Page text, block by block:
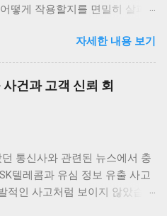
떻게 작용할지를 면밀히 살펴
주목받고 있습니다. 암호화폐
우 흥미로운 반응을 보이고 있
의 금리 인하 발표 이후, 여러
으로 상승세를 타기 시작했습니
들에 의하면 이미 시장에 반영
있습니다. 가장 먼저 비트코인
하 발표가 나자, 비트코인은 약
게 희망적인 신호를 전달했습
시장의 심리에 따라 빠르게 반
자세한 내용 보기
건과 고객 신뢰 회
통신사와 관련된 뉴스에서 충
텔레콤과 유심 정보 유출 사고
적인 사고처럼 보이지 않았습니